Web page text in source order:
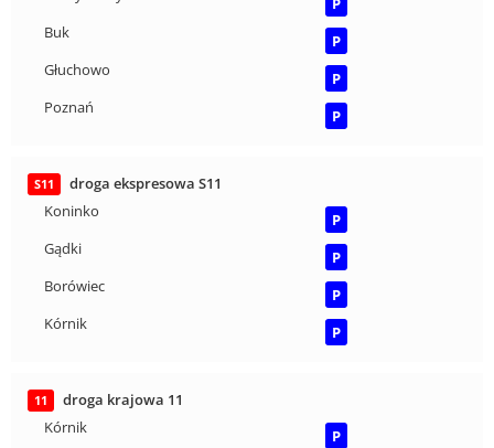
Buk
P
Głuchowo
P
Poznań
P
S11
droga ekspresowa S11
Koninko
P
Gądki
P
Borówiec
P
Kórnik
P
11
droga krajowa 11
Kórnik
P